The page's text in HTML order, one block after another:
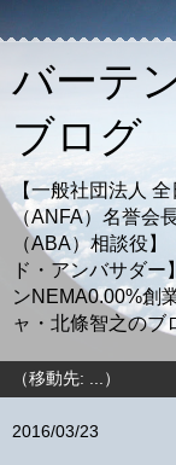
バーテ
ブログ
【一般社団法人
（ANFA）名誉会
（ABA）相談役
ド・アンバサダ
ンNEMA0.00%創
ャ・北條智之のブ
2016/03/23